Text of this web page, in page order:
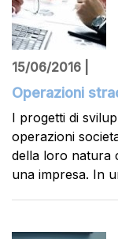
15/06/2016 |
Operazioni
I progetti di
operazioni
della loro natura
una impresa. In